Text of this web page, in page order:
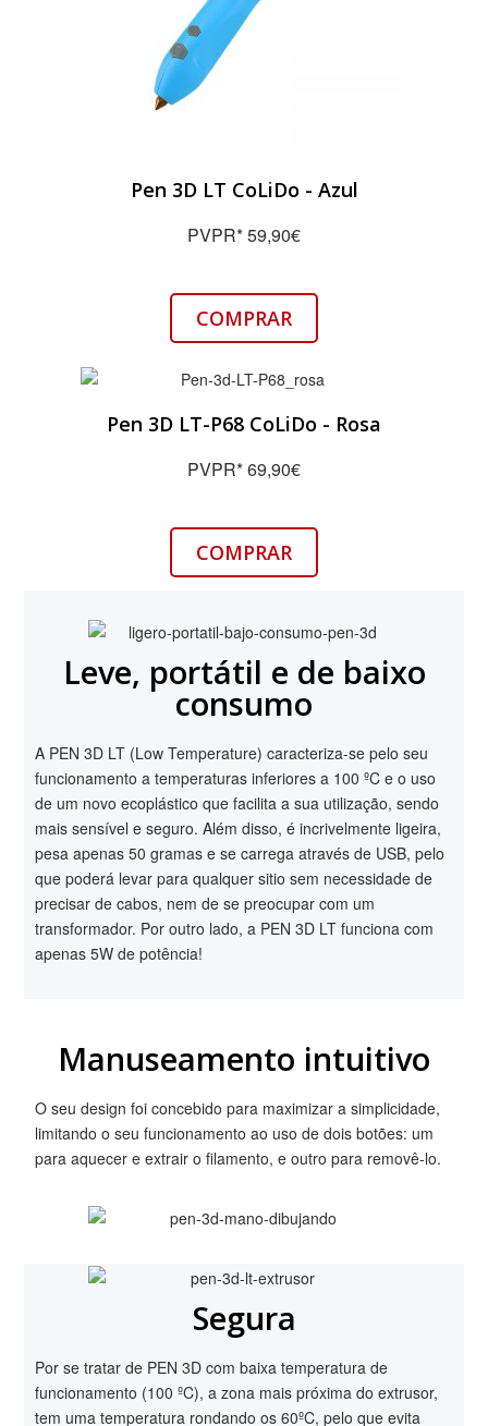
Pen 3D LT CoLiDo - Azul
PVPR* 59,90€
COMPRAR
Pen 3D LT-P68 CoLiDo - Rosa
PVPR* 69,90€
COMPRAR
Leve, portátil e de baixo
consumo
A PEN 3D LT (Low Temperature) caracteriza-se pelo seu
funcionamento a temperaturas inferiores a 100 ºC e o uso
de um novo ecoplástico que facilita a sua utilização, sendo
mais sensível e seguro. Além disso, é incrivelmente ligeira,
pesa apenas 50 gramas e se carrega através de USB, pelo
que poderá levar para qualquer sitio sem necessidade de
precisar de cabos, nem de se preocupar com um
transformador. Por outro lado, a PEN 3D LT funciona com
apenas 5W de potência!
Manuseamento intuitivo
O seu design foi concebido para maximizar a simplicidade,
limitando o seu funcionamento ao uso de dois botões: um
para aquecer e extrair o filamento, e outro para removê-lo.
Segura
Por se tratar de PEN 3D com baixa temperatura de
funcionamento (100 ºC), a zona mais próxima do extrusor,
tem uma temperatura rondando os 60ºC, pelo que evita